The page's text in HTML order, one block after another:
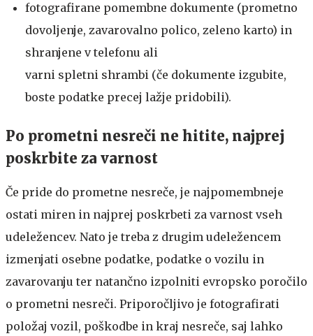
fotografirane pomembne dokumente (prometno
dovoljenje, zavarovalno polico, zeleno karto) in
shranjene v telefonu ali
varni spletni shrambi (če dokumente izgubite,
boste podatke precej lažje pridobili).
Po prometni nesreči ne hitite, najprej
poskrbite za varnost
Če pride do prometne nesreče, je najpomembneje
ostati miren in najprej poskrbeti za varnost vseh
udeležencev. Nato je treba z drugim udeležencem
izmenjati osebne podatke, podatke o vozilu in
zavarovanju ter natančno izpolniti evropsko poročilo
o prometni nesreči. Priporočljivo je fotografirati
položaj vozil, poškodbe in kraj nesreče, saj lahko